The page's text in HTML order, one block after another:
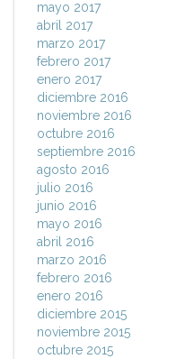
mayo 2017
abril 2017
marzo 2017
febrero 2017
enero 2017
diciembre 2016
noviembre 2016
octubre 2016
septiembre 2016
agosto 2016
julio 2016
junio 2016
mayo 2016
abril 2016
marzo 2016
febrero 2016
enero 2016
diciembre 2015
noviembre 2015
octubre 2015